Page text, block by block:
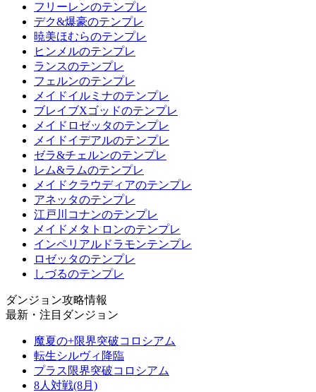
フリーレンのテンプレ
デク&爆豪のテンプレ
暁美ほむらのテンプレ
ヒンメルのテンプレ
ランスのテンプレ
フェルンのテンプレ
メイドイルミナのテンプレ
ブレイブXゴッドのテンプレ
メイドロゼッタのテンプレ
メイドイデアルのテンプレ
ゼラ&チェルンのテンプレ
レム&ラムのテンプレ
メイドクラウディアのテンプレ
アネッタのテンプレ
江戸川コナンのテンプレ
メイドメタトロンのテンプレ
インペリアルドラモンテンプレ
ロゼッタのテンプレ
しづるのテンプレ
ダンジョン攻略情報
最新・注目ダンジョン
魔夏の+限界突破コロシアム
転生シルヴィ降臨
プラス限界突破コロシアム
8人対戦(8月)